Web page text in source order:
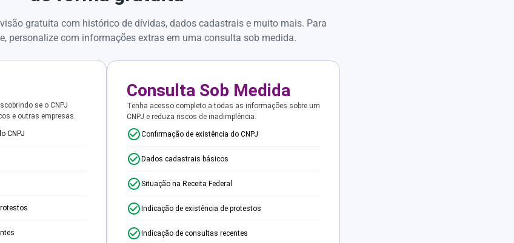
gratuita com histórico de dívidas, dados cadastrais e muito mais. Para
personalize com informações extras em uma consulta sob medida.
se o CNPJ
e outras empresas.
CNPJ
Consulta Sob Medida
Tenha acesso completo a todas as informações sobre um
CNPJ e reduza riscos de inadimplência.
Confirmação de existência do CNPJ
Dados cadastrais básicos
Situação na Receita Federal
Indicação de existência de protestos
Indicação de consultas recentes